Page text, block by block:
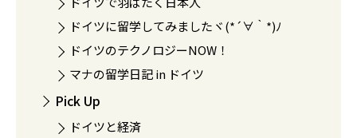
ドイツに留学してみましたヾ(*´∀｀*)ﾉ
ドイツのテクノロジーNOW！
マナの留学日記 in ドイツ
Pick Up
ドイツと経済